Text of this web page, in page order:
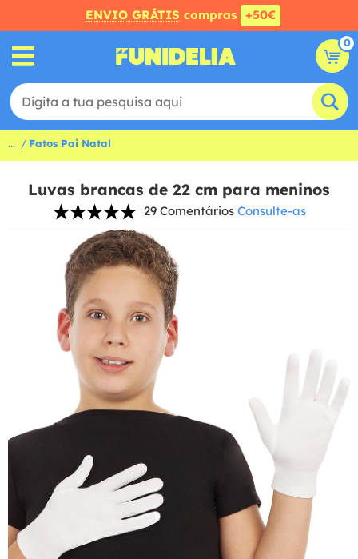
ENVIO GRÁTIS compras +50€
0
... Fatos Pai Natal
Luvas brancas de 22 cm para meninos
29 Comentários Consulte-as